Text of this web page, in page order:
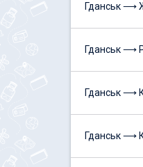
Гданськ ⟶
Гданськ ⟶
Гданськ ⟶
Гданськ ⟶